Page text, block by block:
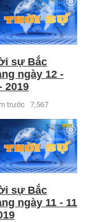
sự Bắc
ngày 12 -
2019
trước 7,567
sự Bắc
ngày 11 - 11